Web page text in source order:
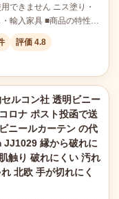
できません ニス塗り・
輸入家具 ■商品の特性…
評価 4.8
ルコン社 透明ビニー
ロナ ポスト投函で送
ニールカーテン の代
JJ1029 縁から破れに
触り 破れにくい 汚れ
北欧 手が切れにく